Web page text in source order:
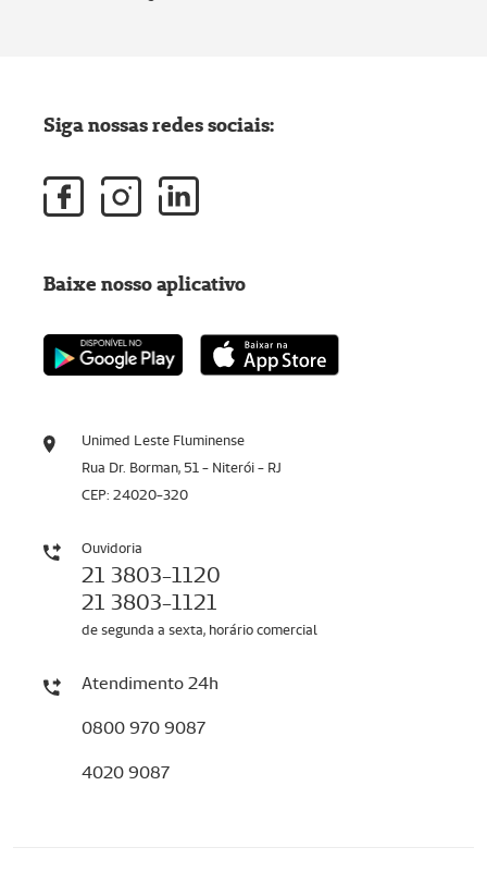
Unimed Leste Fluminense
Rua Dr. Borman, 51 - Niterói - RJ
CEP: 24020-320
Ouvidoria
21 3803-1120
21 3803-1121
de segunda a sexta, horário comercial
Atendimento 24h
0800 970 9087
4020 9087
Siga nossas redes sociais:
Baixe nosso aplicativo